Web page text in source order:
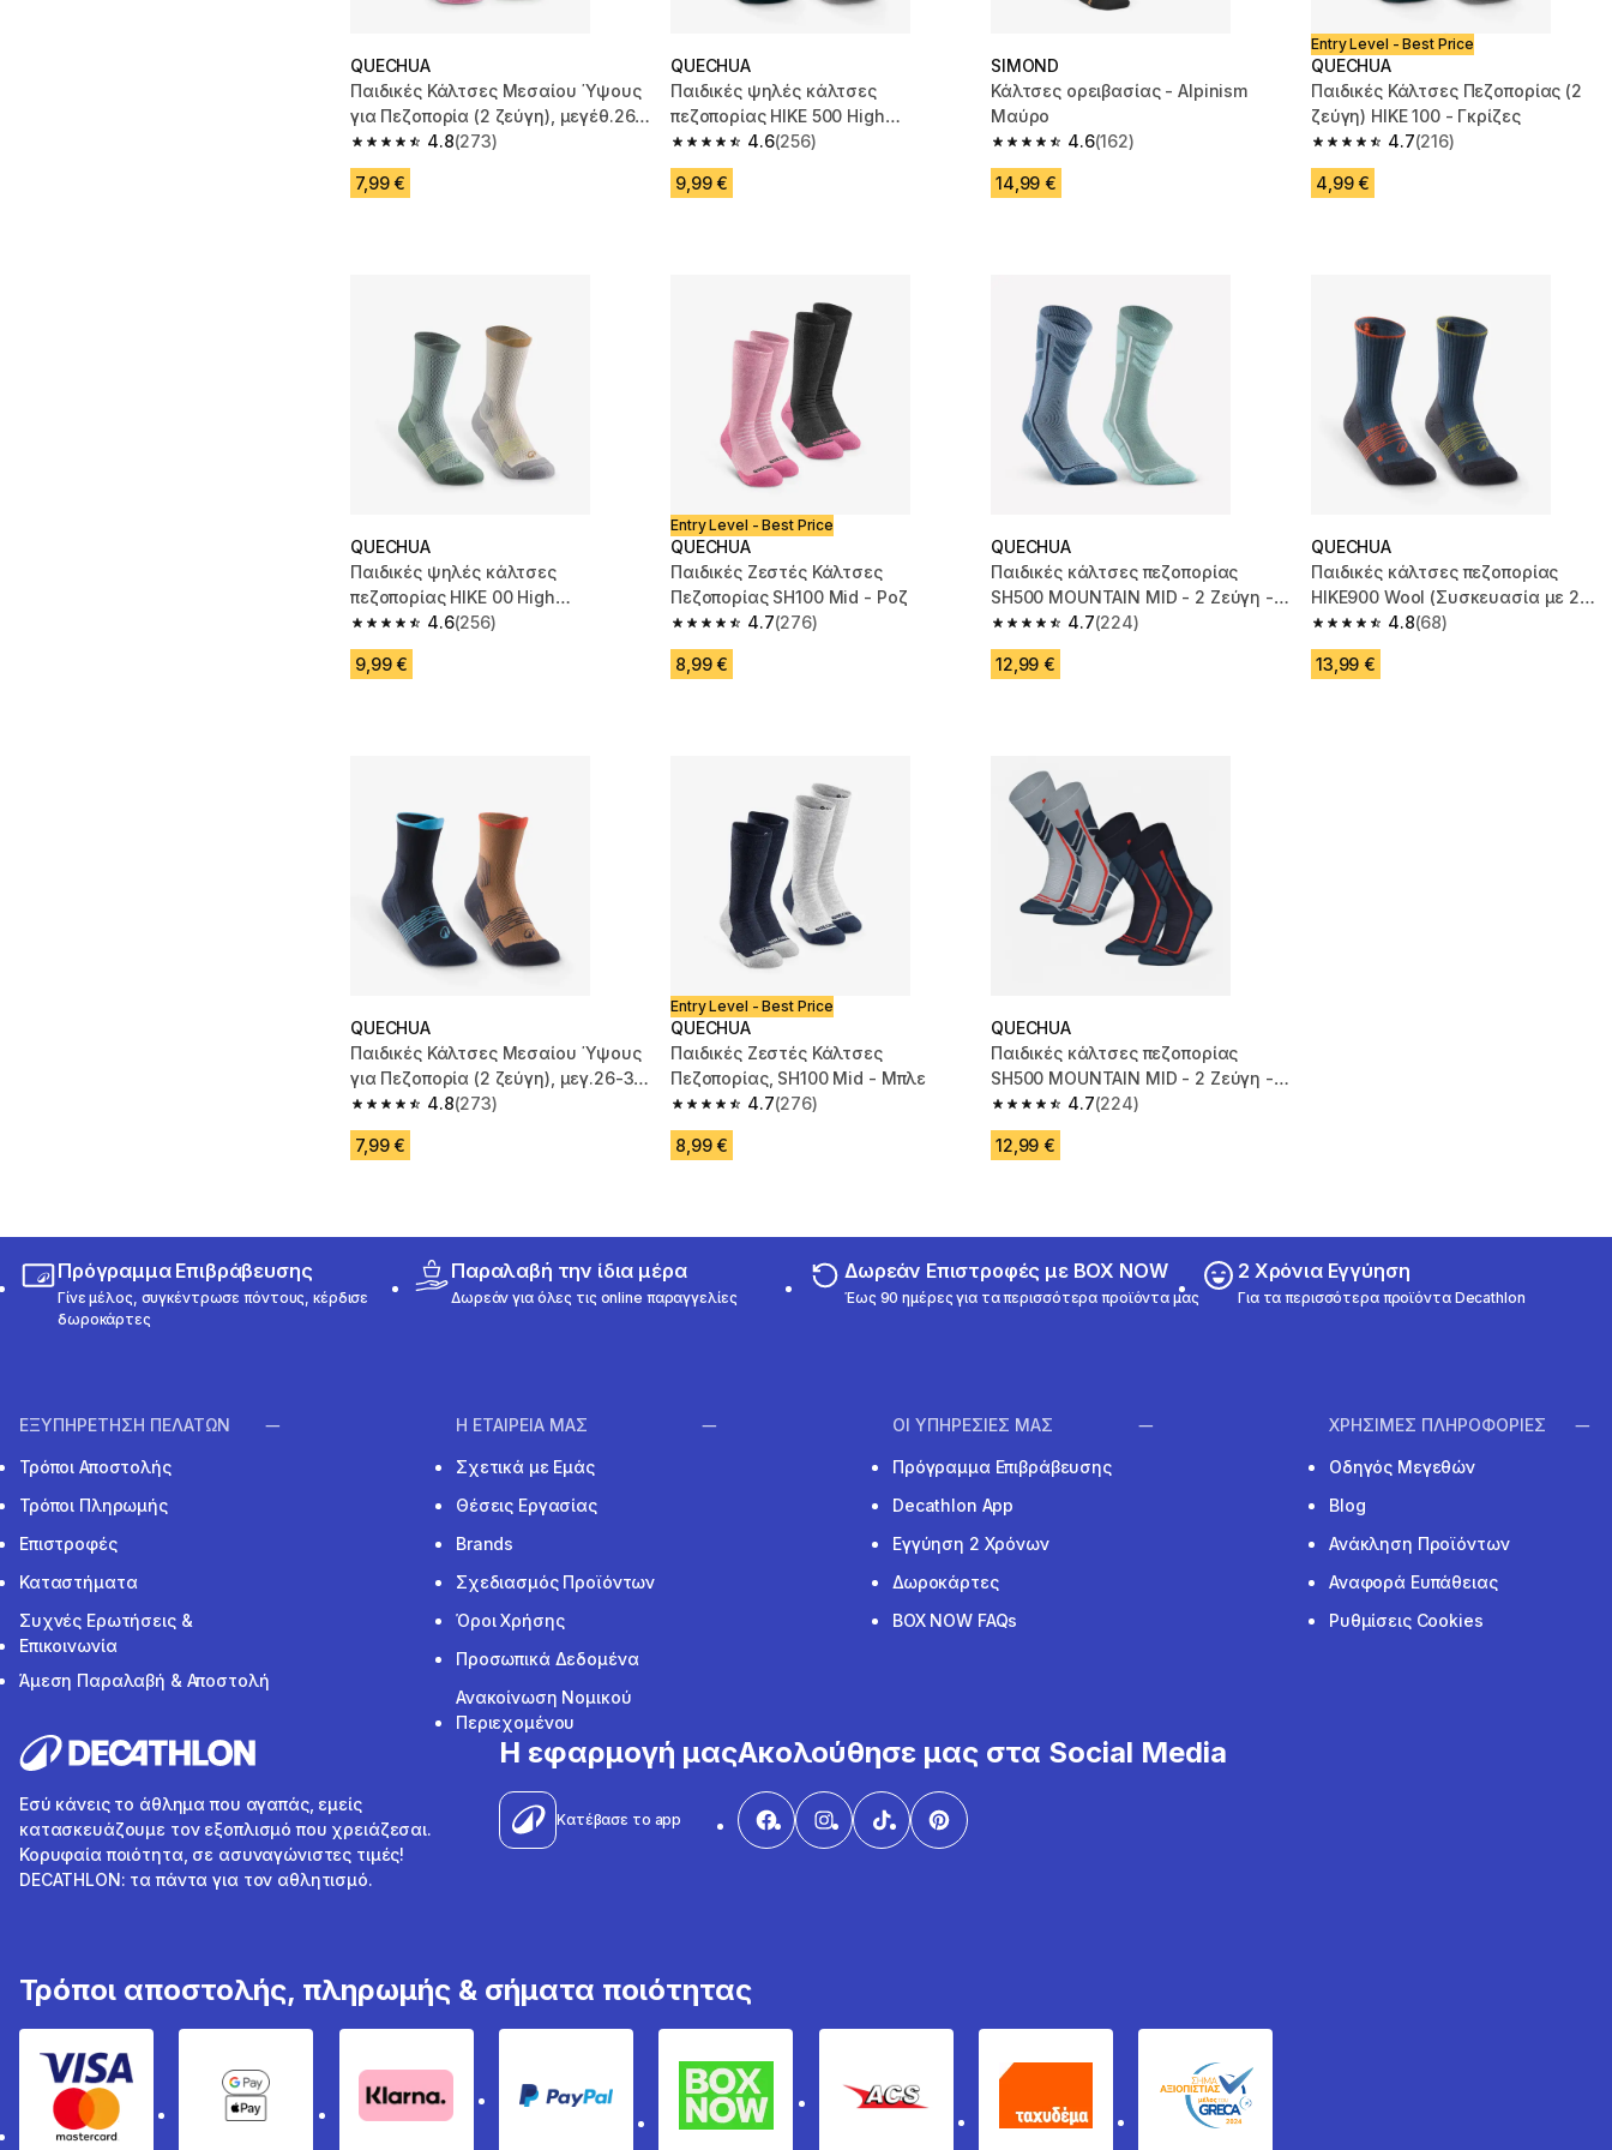
QUECHUA
Παιδικές Κάλτσες Μεσαίου Ύψους
για Πεζοπορία (2 ζεύγη), μεγέθ.26-
38, Hike500-Ροζ
4.8
4.8 out of 5 stars from 273 reviews
(273)
7,99 €
QUECHUA
Παιδικές ψηλές κάλτσες
πεζοπορίας HIKE 500 High
(Συσκευασία με 2 ζεύγη) - Μπλε
4.6
4.6 out of 5 stars from 256 reviews
(256)
9,99 €
SIMOND
Κάλτσες ορειβασίας - Alpinism
Μαύρο
4.6
4.6 out of 5 stars from 162 reviews
(162)
14,99 €
Entry Level - Best Price
QUECHUA
Παιδικές Κάλτσες Πεζοπορίας (2
ζεύγη) HIKE 100 - Γκρίζες
4.7
4.7 out of 5 stars from 216 reviews
(216)
4,99 €
QUECHUA
Παιδικές ψηλές κάλτσες
πεζοπορίας HIKE 00 High
(Συσκευασία με 2 ζεύγη) - Πράσινο
4.6
4.6 out of 5 stars from 256 reviews
(256)
9,99 €
Entry Level - Best Price
QUECHUA
Παιδικές Ζεστές Κάλτσες
Πεζοπορίας SH100 Mid - Ροζ
4.7
4.7 out of 5 stars from 276 reviews
(276)
8,99 €
QUECHUA
Παιδικές κάλτσες πεζοπορίας
SH500 MOUNTAIN MID - 2 Ζεύγη -
Μπλε/Γκρι4.7
4.7 out of 5 stars from 224 reviews
(224)
12,99 €
QUECHUA
Παιδικές κάλτσες πεζοπορίας
HIKE900 Wool (Συσκευασία με 2
ζεύγη) - Μπλε
4.8
4.8 out of 5 stars from 68 reviews
(68)
13,99 €
QUECHUA
Παιδικές Κάλτσες Μεσαίου Ύψους
για Πεζοπορία (2 ζεύγη), μεγ.26-38,
Hike500- Καφέ
4.8
4.8 out of 5 stars from 273 reviews
(273)
7,99 €
Entry Level - Best Price
QUECHUA
Παιδικές Ζεστές Κάλτσες
Πεζοπορίας, SH100 Mid - Μπλε
4.7
4.7 out of 5 stars from 276 reviews
(276)
8,99 €
QUECHUA
Παιδικές κάλτσες πεζοπορίας
SH500 MOUNTAIN MID - 2 Ζεύγη -
Μπλε/Γκρι4.7
4.7 out of 5 stars from 224 reviews
(224)
12,99 €
Πρόγραμμα Επιβράβευσης
Γίνε μέλος, συγκέντρωσε πόντους, κέρδισε
δωροκάρτες
Παραλαβή την ίδια μέρα
Δωρεάν για όλες τις online παραγγελίες
Δωρεάν Επιστροφές με BOX NOW
Έως 90 ημέρες για τα περισσότερα προϊόντα μας
2 Χρόνια Εγγύηση
Για τα περισσότερα προϊόντα Decathlon
ΕΞΥΠΗΡΕΤΗΣΗ ΠΕΛΑΤΩΝ
Τρόποι Αποστολής
Τρόποι Πληρωμής
Επιστροφές
Καταστήματα
Συχνές Ερωτήσεις &
Επικοινωνία
Άμεση Παραλαβή & Αποστολή
Η ΕΤΑΙΡΕΙΑ ΜΑΣ
Σχετικά με Εμάς
Θέσεις Εργασίας
Brands
Σχεδιασμός Προϊόντων
Όροι Χρήσης
Προσωπικά Δεδομένα
Ανακοίνωση Νομικού
Περιεχομένου
ΟΙ ΥΠΗΡΕΣΙΕΣ ΜΑΣ
Πρόγραμμα Επιβράβευσης
Decathlon App
Εγγύηση 2 Χρόνων
Δωροκάρτες
BOX NOW FAQs
ΧΡΗΣΙΜΕΣ ΠΛΗΡΟΦΟΡΙΕΣ
Οδηγός Μεγεθών
Blog
Ανάκληση Προϊόντων
Αναφορά Ευπάθειας
Ρυθμίσεις Cookies
Εσύ κάνεις το άθλημα που αγαπάς, εμείς
κατασκευάζουμε τον εξοπλισμό που χρειάζεσαι.
Κορυφαία ποιότητα, σε ασυναγώνιστες τιμές!
DECATHLON: τα πάντα για τον αθλητισμό.
Η εφαρμογή μας
Κατέβασε το app
Ακολούθησε μας στα Social Media
Τρόποι αποστολής, πληρωμής & σήματα ποιότητας
Visa & MastercardGoogle Pay & Apple Pay
Klarna PayPal Box Now ACS Ταχυδέμα GRECA Trustmark